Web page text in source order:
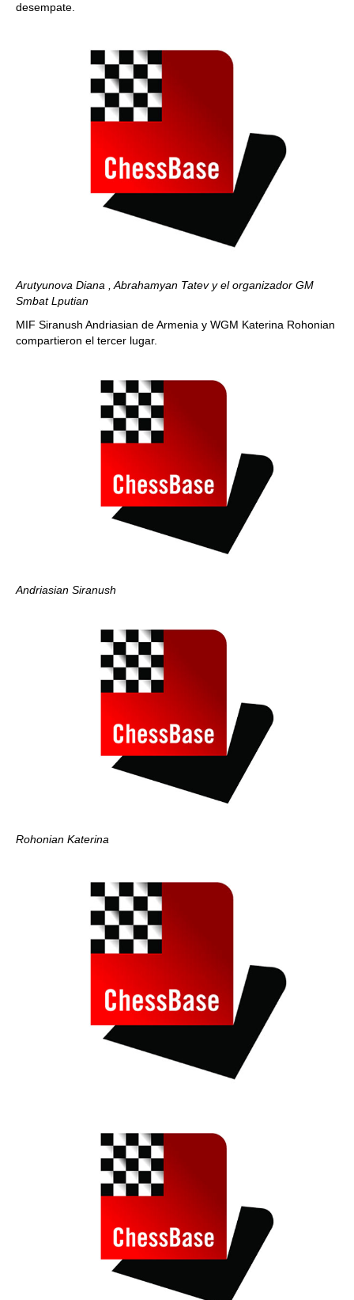
desempate.
Arutyunova Diana , Abrahamyan Tatev y el organizador GM
Smbat Lputian
MIF Siranush Andriasian de Armenia y WGM Katerina Rohonian
compartieron el tercer lugar.
Andriasian Siranush
Rohonian Katerina